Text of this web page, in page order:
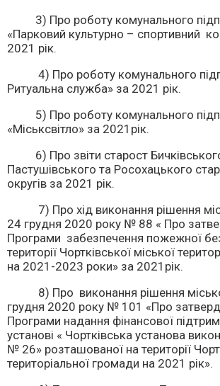
3) Про роботу комунального
«Парковий культурно – спортивний
2021 рік.
4) Про роботу комунального
Ритуальна служба» за 2021 рік.
5) Про роботу комунального
«Міськсвітло» за 2021рік.
6) Про звіти старост
Пастушівського та Росохацького
округів за 2021 рік.
7) Про хід виконання рішення
24 грудня 2020 року № 88 « Про
Програми забезпечення пожежної
території Чортківської міської
на 2021-2023 роки» за 2021рік.
8) Про виконання рішення
грудня 2020 року № 101 «Про
Програми надання фінансової
установі « Чортківська установа
№ 26» розташованої на території
територіальної громади на 2021 рік».